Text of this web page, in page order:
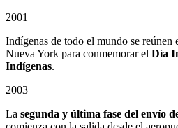
2001
Indígenas de todo el mundo se reúnen
Nueva York para conmemorar el Día
Indígenas.
2003
La segunda y última fase del envío